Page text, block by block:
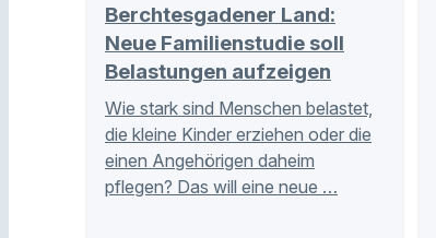
Berchtesgadener Land:
Neue Familienstudie soll
Belastungen aufzeigen
Wie stark sind Menschen belastet,
die kleine Kinder erziehen oder die
einen Angehörigen daheim
pflegen? Das will eine neue …